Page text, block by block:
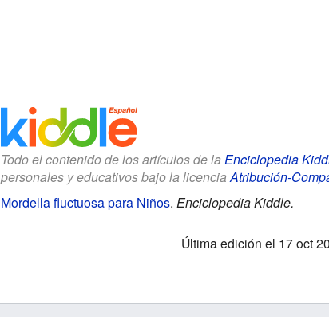
Todo el contenido de los artículos de la Enciclopedia
personales y educativos bajo la licenciaAtribución-
Mordella fluctuosa para Niños. Enciclopedia Kiddle.
Última edición el 17 oct